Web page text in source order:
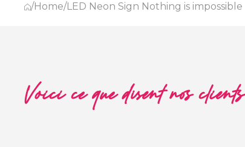
/Home/LED Neon Sign Nothing is impossible
Voici ce que disent nos clients